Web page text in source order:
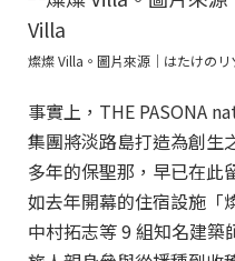
燦燦 Villa。圖片來源｜はたけのリ
事實上，THE PASONA
集團將淡路島打造為創生
多年的保聖那，早已在此
如去年開幕的住宿設施「
中村拓志等 9 組知名建